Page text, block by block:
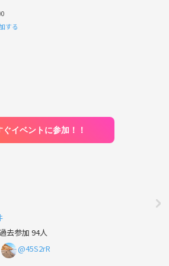
する
ぐイベントに参加！！
去参加 94人
@45S2rR